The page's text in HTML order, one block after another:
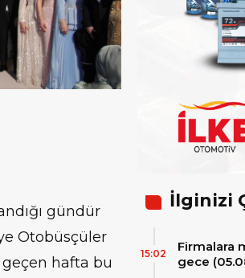
gündür
Otobüsçüler
geçen hafta bu
İlginizi
Firmalara
gece
15:02